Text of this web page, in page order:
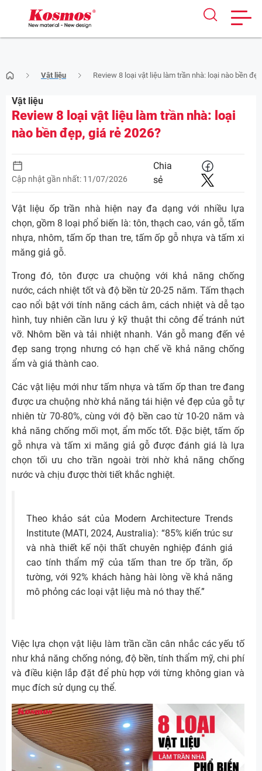
to
content
Vật liệu Review 8 loại vật liệu làm trần nhà: loại nào bền
Vật liệu
Review 8 loại vật liệu làm trần nhà: loại
nào bền đẹp, giá rẻ 2026?
Cập nhật gần nhất: 11/07/2026
Chia
sẻ
Vật liệu ốp trần nhà hiện nay đa dạng với nhiều lựa
chọn, gồm 8 loại phổ biến là: tôn, thạch cao, ván gỗ, tấm
nhựa, nhôm, tấm ốp than tre, tấm ốp gỗ nhựa và tấm xi
măng giả gỗ.
Trong đó, tôn được ưa chuộng với khả năng chống
nước, cách nhiệt tốt và độ bền từ 20-25 năm. Tấm thạch
cao nổi bật với tính năng cách âm, cách nhiệt và dễ tạo
hình, tuy nhiên cần lưu ý kỹ thuật thi công để tránh nứt
vỡ. Nhôm bền và tải nhiệt nhanh. Ván gỗ mang đến vẻ
đẹp sang trọng nhưng có hạn chế về khả năng chống
ẩm và giá thành cao.
Các vật liệu mới như tấm nhựa và tấm ốp than tre đang
được ưa chuộng nhờ khả năng tái hiện vẻ đẹp của gỗ tự
nhiên từ 70-80%, cùng với độ bền cao từ 10-20 năm và
khả năng chống mối mọt, ẩm mốc tốt. Đặc biệt, tấm ốp
gỗ nhựa và tấm xi măng giả gỗ được đánh giá là lựa
chọn tối ưu cho trần ngoài trời nhờ khả năng chống
nước và chịu được thời tiết khắc nghiệt.
Theo khảo sát của Modern Architecture Trends
Institute (MATI, 2024, Australia): “85% kiến trúc sư
và nhà thiết kế nội thất chuyên nghiệp đánh giá
cao tính thẩm mỹ của tấm than tre ốp trần, ốp
tường, với 92% khách hàng hài lòng về khả năng
mô phỏng các loại vật liệu mà nó thay thế.”
Việc lựa chọn vật liệu làm trần cần cân nhắc các yếu tố
như khả năng chống nóng, độ bền, tính thẩm mỹ, chi phí
và điều kiện lắp đặt để phù hợp với từng không gian và
mục đích sử dụng cụ thể.